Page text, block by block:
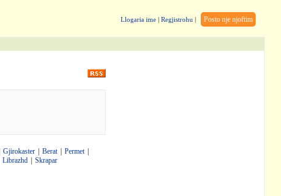
Llogaria ime | Regjistrohu | Posto nje njoftim
Gjirokaster Berat Permet
Librazhd Skrapar